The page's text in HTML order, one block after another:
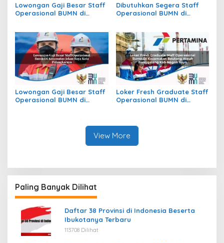
Lowongan Gaji Besar Staff
Operasional BUMN di
Dibutuhkan Segera Staff
Operasional BUMN di
Lowongan Gaji Besar Staff
Operasional BUMN di
Loker Fresh Graduate Staff
Operasional BUMN di
View More
Paling Banyak Dilihat
Daftar 38 Provinsi di Indonesia Beserta
Ibukotanya Terbaru
113708 Dilihat